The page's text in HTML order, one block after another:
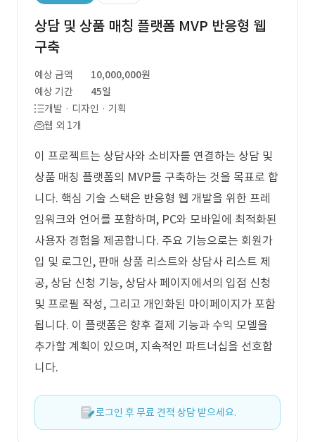
상담 및 상품 매칭 플랫폼 MVP 반응형 웹
구축
예상 금액
10,000,000원
예상 기간
45일
개발 · 디자인 · 기획
웹 외 1개
이 프로젝트는 상담사와 소비자를 연결하는 상담 및
상품 매칭 플랫폼의 MVP를 구축하는 것을 목표로 합
니다. 핵심 기술 스택은 반응형 웹 개발을 위한 프레
임워크와 언어를 포함하며, PC와 모바일에 최적화된
사용자 경험을 제공합니다. 주요 기능으로는 회원가
입 및 로그인, 판매 상품 리스트와 상담사 리스트 제
공, 상담 신청 기능, 상담사 페이지에서의 입점 신청
및 프로필 작성, 그리고 개인화된 마이페이지가 포함
됩니다. 이 플랫폼은 향후 결제 기능과 수익 모델을
추가할 계획이 있으며, 지속적인 파트너십을 선호합
니다.
로그인 후 무료 견적 상담 받으세요.